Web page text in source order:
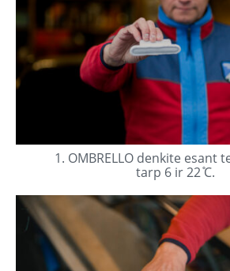
1. OMBRELLO denkite esant
tarp 6 ir 22 ̊C.